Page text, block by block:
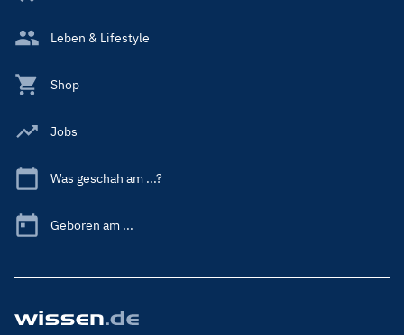
Leben & Lifestyle
Shop
Jobs
Was geschah am ...?
Geboren am ...